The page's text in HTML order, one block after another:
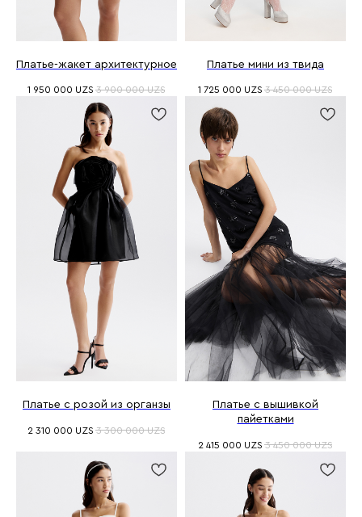
Платье-жакет архитектурное
1 950 000 UZS 3 900 000 UZS
Платье мини из твида
1 725 000 UZS 3 450 000 UZS
Платье с розой из органзы
2 310 000 UZS 3 300 000 UZS
Платье с вышивкой
пайетками
2 415 000 UZS 3 450 000 UZS